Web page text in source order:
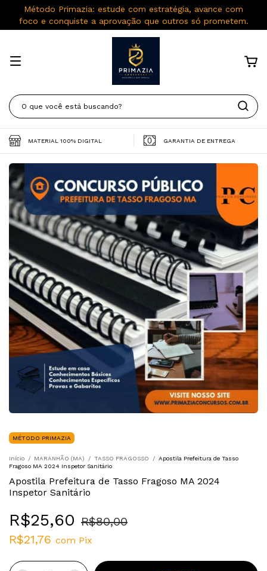
Método Primazia: estude com estratégia, avance com
foco e conquiste a aprovação que outros só prometem.
MATERIAL 100% DIGITAL GARANTIA DE ENTREGA
MÉTODO PRIMAZIA
Início / MARANHÃO (MA) / TASSO FRAGOSSO / Apostila Prefeitura de Tasso
Fragoso MA 2024 Inspetor Sanitário
Apostila Prefeitura de Tasso Fragoso MA 2024
Inspetor Sanitário
R$25,60 R$80,00
R$21,76 com Pix